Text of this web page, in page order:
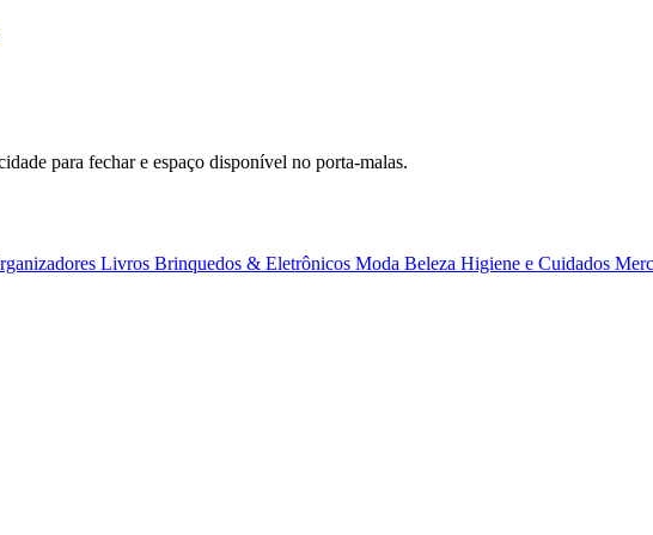
para fechar e espaço disponível no porta-malas.
Livros Brinquedos & Eletrônicos Moda Beleza Higiene e Cuidados